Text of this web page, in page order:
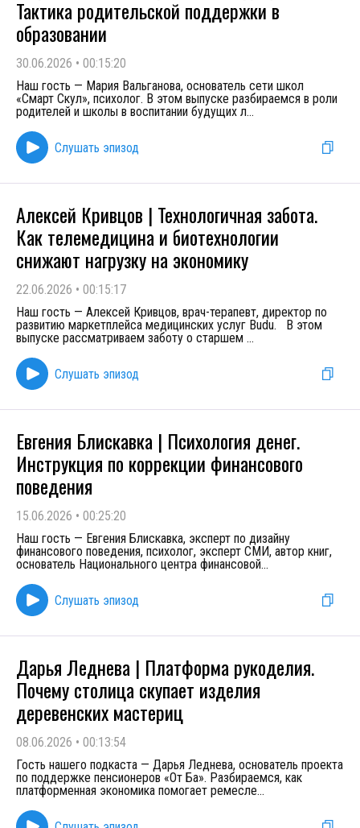
Тактика родительской поддержки в
образовании
30.06.2026 • 00:15:20
Наш гость — Мария Вальганова, основатель сети школ
«Смарт Скул», психолог. В этом выпуске разбираемся в роли
родителей и школы в воспитании будущих л...
Слушать эпизод
Алексей Кривцов | Технологичная забота.
Как телемедицина и биотехнологии
снижают нагрузку на экономику
22.06.2026 • 00:15:17
Наш гость — Алексей Кривцов, врач-терапевт, директор по
развитию маркетплейса медицинских услуг Budu. В этом
выпуске рассматриваем заботу о старшем ...
Слушать эпизод
Евгения Блискавка | Психология денег.
Инструкция по коррекции финансового
поведения
15.06.2026 • 00:25:20
Наш гость — Евгения Блискавка, эксперт по дизайну
финансового поведения, психолог, эксперт СМИ, автор книг,
основатель Национального центра финансовой...
Слушать эпизод
Дарья Леднева | Платформа рукоделия.
Почему столица скупает изделия
деревенских мастериц
08.06.2026 • 00:13:54
Гость нашего подкаста — Дарья Леднева, основатель проекта
по поддержке пенсионеров «От Ба». Разбираемся, как
платформенная экономика помогает ремесле...